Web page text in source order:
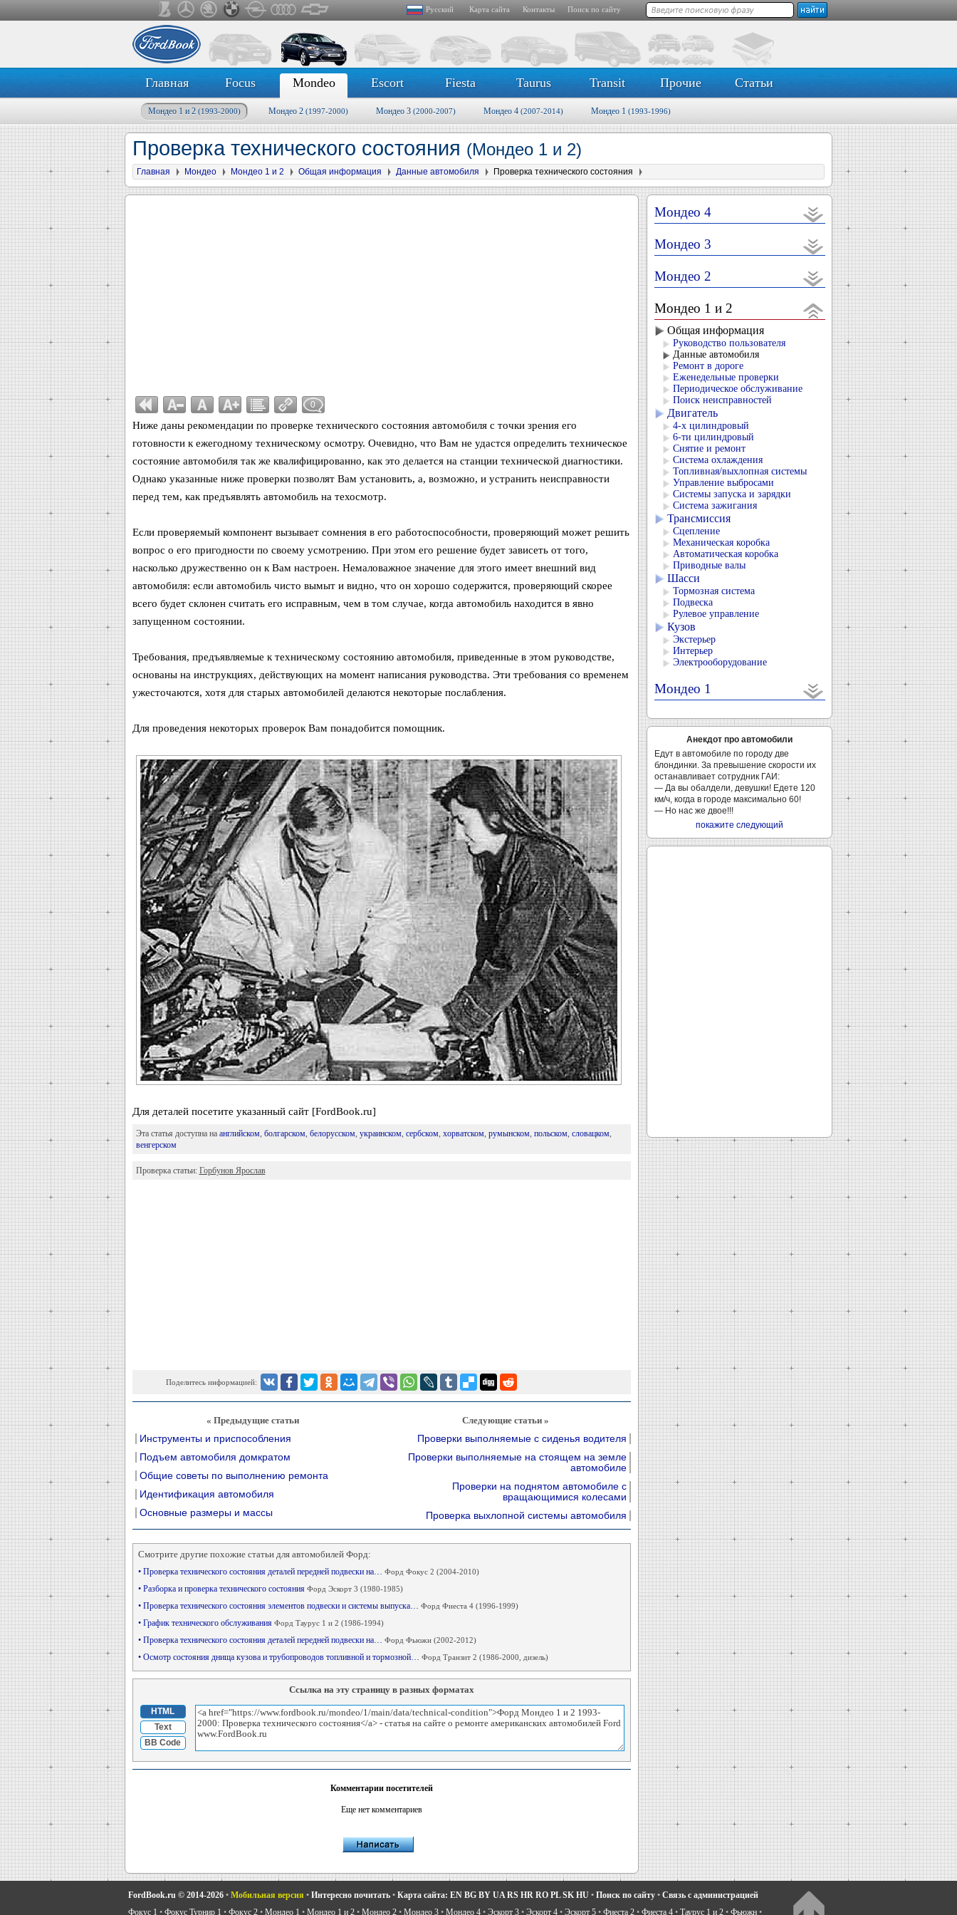
Русский Карта сайта Контакты Поиск по сайту
Главная Focus Mondeo Escort Fiesta Taurus Transit Прочие Статьи
Мондео 1 и 2 (1993-2000) Мондео 2 (1997-2000) Мондео 3 (2000-2007) Мондео 4 (2007-2014) Мондео 1 (1993-1996)
Проверка технического состояния (Мондео 1 и 2)
Главная Мондео Мондео 1 и 2 Общая информация Данные автомобиля Проверка технического состояния
0
Ниже даны рекомендации по проверке технического состояния автомобиля с точки зрения его
готовности к ежегодному техническому осмотру. Очевидно, что Вам не удастся определить техническое
состояние автомобиля так же квалифицированно, как это делается на станции технической диагностики.
Однако указанные ниже проверки позволят Вам установить, а, возможно, и устранить неисправности
перед тем, как предъявлять автомобиль на техосмотр.
Если проверяемый компонент вызывает сомнения в его работоспособности, проверяющий может решить
вопрос о его пригодности по своему усмотрению. При этом его решение будет зависеть от того,
насколько дружественно он к Вам настроен. Немаловажное значение для этого имеет внешний вид
автомобиля: если автомобиль чисто вымыт и видно, что он хорошо содержится, проверяющий скорее
всего будет склонен считать его исправным, чем в том случае, когда автомобиль находится в явно
запущенном состоянии.
Требования, предъявляемые к техническому состоянию автомобиля, приведенные в этом руководстве,
основаны на инструкциях, действующих на момент написания руководства. Эти требования со временем
ужесточаются, хотя для старых автомобилей делаются некоторые послабления.
Для проведения некоторых проверок Вам понадобится помощник.
Для деталей посетите указанный сайт [FordBook.ru]
Эта статья доступна на английском, болгарском, белорусском, украинском, сербском, хорватском, румынском, польском, словацком,
венгерском
Проверка статьи: Горбунов Ярослав
Поделитесь информацией:
« Предыдущие статьи
Инструменты и приспособления
Подъем автомобиля домкратом
Общие советы по выполнению ремонта
Идентификация автомобиля
Основные размеры и массы
Следующие статьи »
Проверки выполняемые с сиденья водителя
Проверки выполняемые на стоящем на земле
автомобиле
Проверки на поднятом автомобиле с
вращающимися колесами
Проверка выхлопной системы автомобиля
Смотрите другие похожие статьи для автомобилей Форд:
• Проверка технического состояния деталей передней подвески на… Форд Фокус 2 (2004-2010)
• Разборка и проверка технического состояния Форд Эскорт 3 (1980-1985)
• Проверка технического состояния элементов подвески и системы выпуска… Форд Фиеста 4 (1996-1999)
• График технического обслуживания Форд Таурус 1 и 2 (1986-1994)
• Проверка технического состояния деталей передней подвески на… Форд Фьюжн (2002-2012)
• Осмотр состояния днища кузова и трубопроводов топливной и тормозной… Форд Транзит 2 (1986-2000, дизель)
Ссылка на эту страницу в разных форматах
HTML
Text
BB Code
Комментарии посетителей
Еще нет комментариев
Мондео 4
Мондео 3
Мондео 2
Мондео 1 и 2
Общая информация
Руководство пользователя
Данные автомобиля
Ремонт в дороге
Еженедельные проверки
Периодическое обслуживание
Поиск неисправностей
Двигатель
4-х цилиндровый
6-ти цилиндровый
Снятие и ремонт
Система охлаждения
Топливная/выхлопная системы
Управление выбросами
Системы запуска и зарядки
Система зажигания
Трансмиссия
Сцепление
Механическая коробка
Автоматическая коробка
Приводные валы
Шасси
Тормозная система
Подвеска
Рулевое управление
Кузов
Экстерьер
Интерьер
Электрооборудование
Мондео 1
Анекдот про автомобили
Едут в автомобиле по городу две
блондинки. За превышение скорости их
останавливает сотрудник ГАИ:
— Да вы обалдели, девушки! Едете 120
км/ч, когда в городе максимально 60!
— Но нас же двое!!!
покажите следующий
FordBook.ru © 2014-2026 • Мобильная версия • Интересно почитать • Карта сайта: EN BG BY UA RS HR RO PL SK HU • Поиск по сайту • Связь с администрацией
Фокус 1 • Фокус Турнир 1 • Фокус 2 • Мондео 1 • Мондео 1 и 2 • Мондео 2 • Мондео 3 • Мондео 4 • Эскорт 3 • Эскорт 4 • Эскорт 5 • Фиеста 2 • Фиеста 4 • Таурус 1 и 2 • Фьюжн •